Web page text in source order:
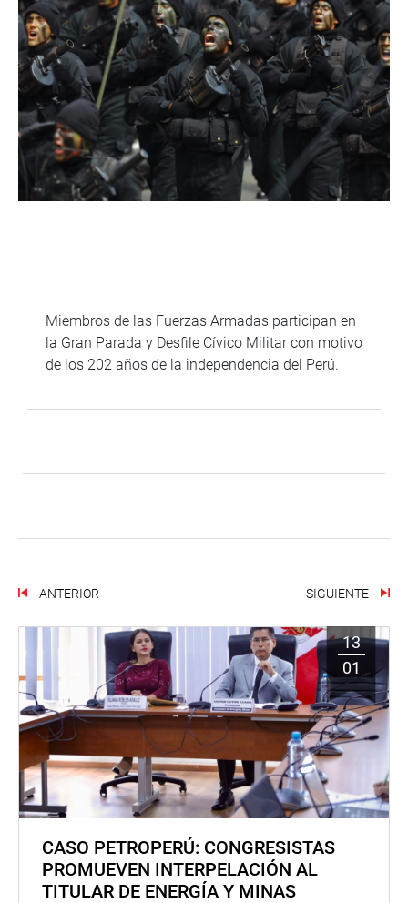
Miembros de las Fuerzas Armadas participan en
la Gran Parada y Desfile Cívico Militar con motivo
de los 202 años de la independencia del Perú.
ANTERIOR SIGUIENTE
13
01
CASO PETROPERÚ: CONGRESISTAS
PROMUEVEN INTERPELACIÓN AL
TITULAR DE ENERGÍA Y MINAS